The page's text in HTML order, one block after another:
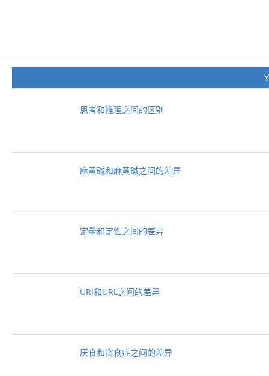
思考和推理之间的区别
麻黄碱和麻黄碱之间的差异
定量和定性之间的差异
URI和URL之间的差异
厌食和贪食症之间的差异